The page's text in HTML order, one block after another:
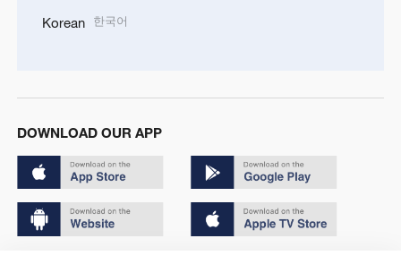
Korean 한국어
DOWNLOAD OUR APP